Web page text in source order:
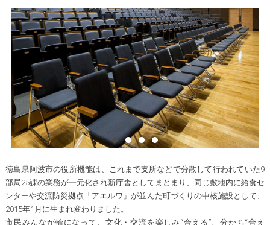
徳島県阿波市の役所機能は、これまで支所などで分散して行われていた9
部局25課の業務が一元化され新庁舎としてまとまり、同じ敷地内に給食セ
ンターや交流防災拠点「アエルワ」が並んだ町づくりの中核施設として、
2015年1月に生まれ変わりました。
市民みんなが輪になって、文化・交流を楽しみ“合える”、分かち“合え